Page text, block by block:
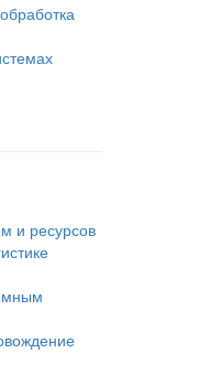
и ресурсов